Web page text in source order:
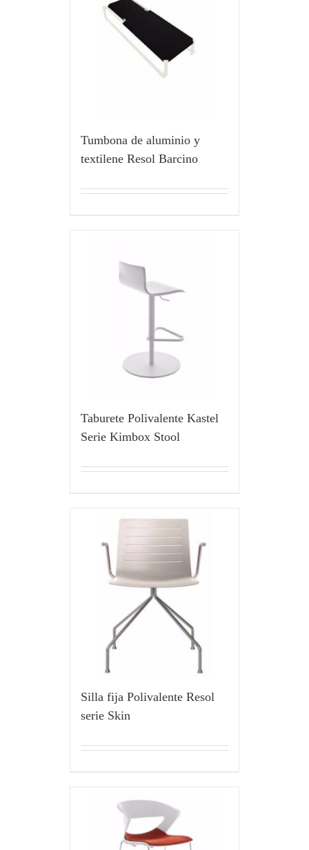
Tumbona de aluminio y
textilene Resol Barcino
Taburete Polivalente Kastel
Serie Kimbox Stool
Silla fija Polivalente Resol
serie Skin